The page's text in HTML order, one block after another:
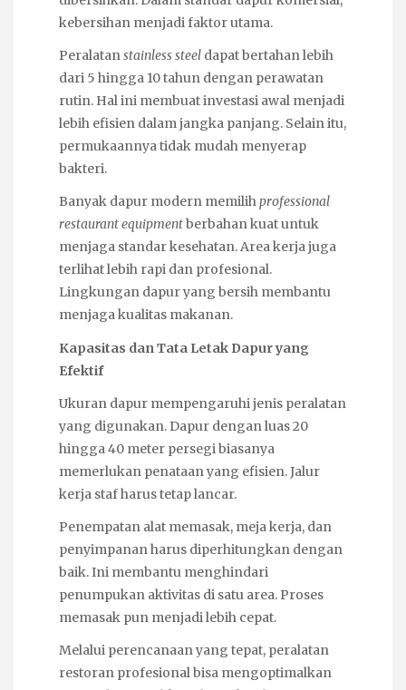
kebersihan menjadi faktor utama.
Peralatanstainless steel dapat bertahan lebih
dari 5 hingga 10 tahun dengan perawatan
rutin. Hal ini membuat investasi awal menjadi
lebih efisien dalam jangka panjang. Selain itu,
permukaannya tidak mudah menyerap
bakteri.
Banyak dapur modern memilihprofessional
restaurant equipmentberbahan kuat untuk
menjaga standar kesehatan. Area kerja juga
terlihat lebih rapi dan profesional.
Lingkungan dapur yang bersih membantu
menjaga kualitas makanan.
Kapasitas dan Tata Letak Dapur yang
Efektif
Ukuran dapur mempengaruhi jenis peralatan
yang digunakan. Dapur dengan luas 20
hingga 40 meter persegi biasanya
memerlukan penataan yang efisien. Jalur
kerja staf harus tetap lancar.
Penempatan alat memasak, meja kerja, dan
penyimpanan harus diperhitungkan dengan
baik. Ini membantu menghindari
penumpukan aktivitas di satu area. Proses
memasak pun menjadi lebih cepat.
Melalui perencanaan yang tepat, peralatan
restoran profesional bisa mengoptimalkan